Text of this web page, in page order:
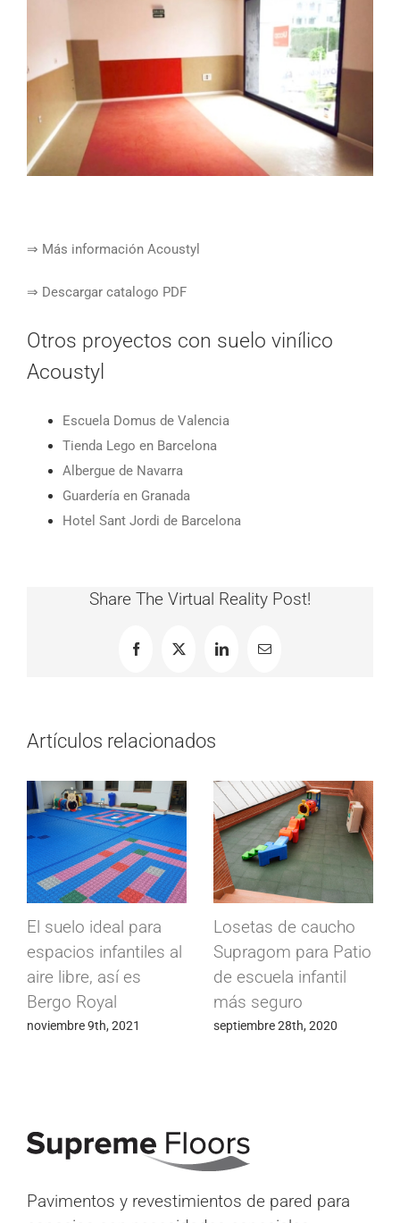
⇒ Más información Acoustyl
⇒ Descargar catalogo PDF
Otros proyectos con suelo vinílico
Acoustyl
Escuela Domus de Valencia
Tienda Lego en Barcelona
Albergue de Navarra
Guardería en Granada
Hotel Sant Jordi de Barcelona
Share The Virtual Reality Post!
Facebook
X LinkedInCorreo
Artículos relacionados
Suelos conductivos
Conducta para
fábrica de
componentes
electrónicos
Losetas industriales
Modulfix en cámaras
frigoríficas
abril 15th, 2020